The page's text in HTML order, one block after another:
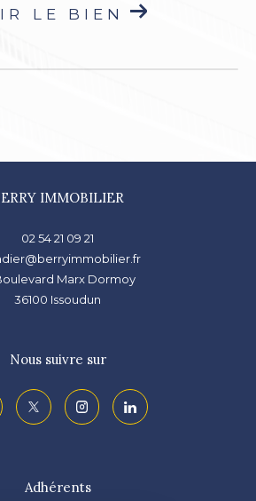
LE BIEN
IMMOBILIER
02 54 21 09 21
Marx Dormoy
36100 issoudun
Nous suivre sur
Adhérents